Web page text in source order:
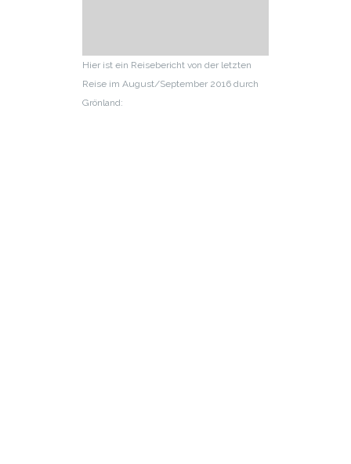
Hier ist ein Reisebericht von der letzten
Reise im August/September 2016 durch
Grönland: